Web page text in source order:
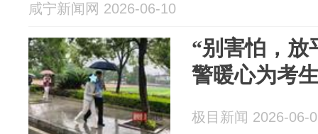
咸宁新闻网 2026-06-10
“别害怕，放
警暖心为考
极目新闻 2026-06-